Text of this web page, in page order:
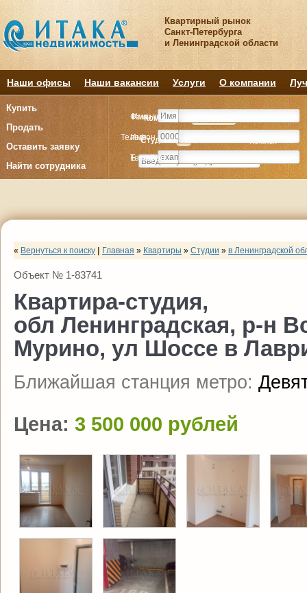
Квартирный рынок
Санкт-Петербурга
и Ленинградской области
Наши офисы Наши вакансии Услуги О компании
Купить
Продать
Оставить заявку
Найти сотрудника
Комнату
Студия Комнат
Комнату
Студия Комнат
Имя
Телефон
E-mail
Фамилия
Имя
Телефон
« Вернуться к поиску Главная » Квартиры » Студии » в Ленинградской
Объект № 1-83741
Квартира-студия,
обл Ленинградская, р-н
Мурино, ул Шоссе в
Ближайшая станция метро:
Цена: 3 500 000 рублей